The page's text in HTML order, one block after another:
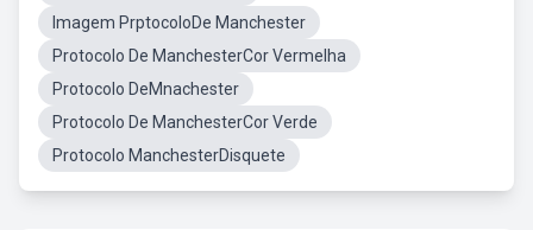
Imagem PrptocoloDe Manchester
Protocolo De ManchesterCor Vermelha
Protocolo DeMnachester
Protocolo De ManchesterCor Verde
Protocolo ManchesterDisquete